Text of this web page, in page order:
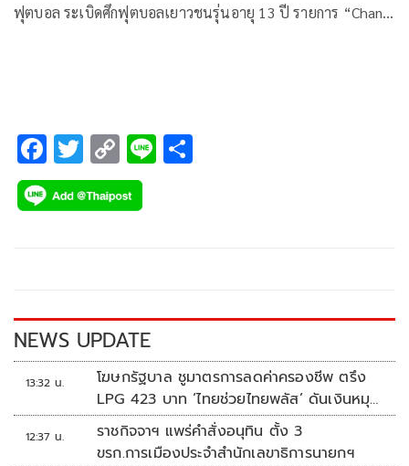
ฟุตบอล ระเบิดศึกฟุตบอลเยาวชนรุ่นอายุ 13 ปี รายการ “Chang
สามารถและเป็นผู้มีน้ำใจนักกีฬายอดเยี่ยม” 2 รางวัล ร่วมเดิน
ทางไปสัมผัสประสบการณ์ระดับโลกที่ประเทศอังกฤษ
F
ac
e
k
T
wi
tt
C
o
p
k
Li
NEWS UPDATE
13:32 น.
โฆษกรัฐบาล ชูมาตรการลดค่าครองชีพ ตรึง
LPG 423 บาท ‘ไทยช่วยไทยพลัส’ ดันเงินหมุน
แสนล้าน
12:37 น.
ราชกิจจาฯ แพร่คำสั่งอนุทิน ตั้ง 3
ขรก.การเมืองประจำสำนักเลขาธิการนายกฯ